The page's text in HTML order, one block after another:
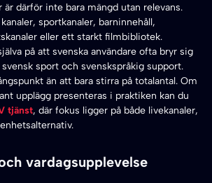
därför inte bara mängd utan relevans.
sportkanaler, barninnehåll,
eller ett starkt filmbibliotek.
på att svenska användare ofta bryr sig
sport och svenskspråkig support.
än att bara stirra på totalantal. Om
upplägg presenteras i praktiken kan du
tjänst, där fokus ligger på både livekanaler,
vardagsupplevelse